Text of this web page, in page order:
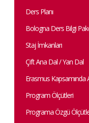
Ders Planı
Bologna Ders Bilgi
Staj İmkanları
Çift Ana Dal / Yan Dal
Erasmus Kapsamında
Program Ölçütleri
Programa Özgü